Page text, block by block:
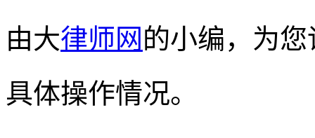
由大律师网 的小编，为
具体操作情况。